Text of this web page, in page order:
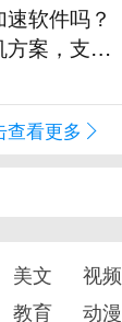
软件吗？
案，支持
查看更多
美文 视频
教育 动漫